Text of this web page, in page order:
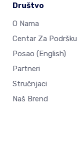
Društvo
O Nama
Centar Za Podršku
Posao (English)
Partneri
Stručnjaci
Naš Brend